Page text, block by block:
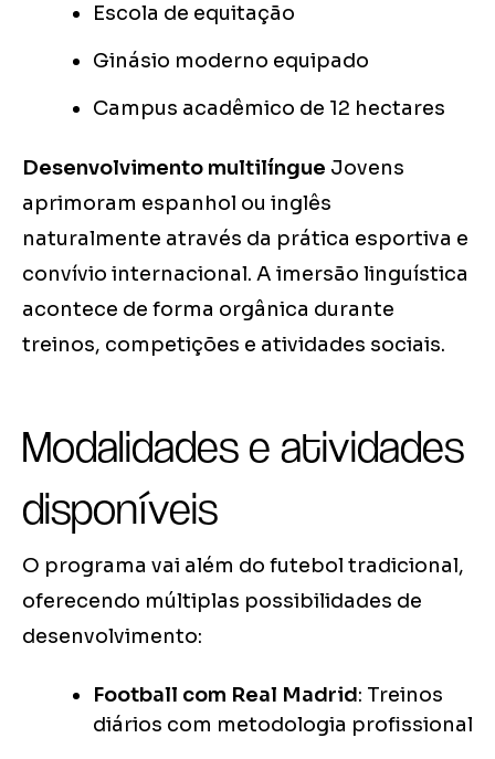
Escola de equitação
Ginásio moderno equipado
Campus acadêmico de 12 hectares
Desenvolvimento multilíngue Jovens
aprimoram espanhol ou inglês
naturalmente através da prática esportiva e
convívio internacional. A imersão linguística
acontece de forma orgânica durante
treinos, competições e atividades sociais.
Modalidades e atividades
disponíveis
O programa vai além do futebol tradicional,
oferecendo múltiplas possibilidades de
desenvolvimento:
Football com Real Madrid: Treinos
diários com metodologia profissional